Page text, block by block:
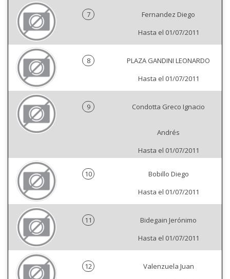
7
Fernandez Diego
Hasta el 01/07/2011
8
PLAZA GANDINI LEONARDO
Hasta el 01/07/2011
9 Condotta Greco Ignacio
Andrés
Hasta el 01/07/2011
10
Bobillo Diego
Hasta el 01/07/2011
11
Bidegain Jerónimo
Hasta el 01/07/2011
12
Valenzuela Juan